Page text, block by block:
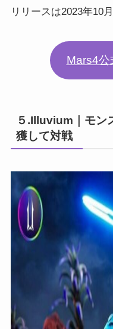
リリースは2023年10
Mars4公
５.Illuvium｜モン
獲して対戦